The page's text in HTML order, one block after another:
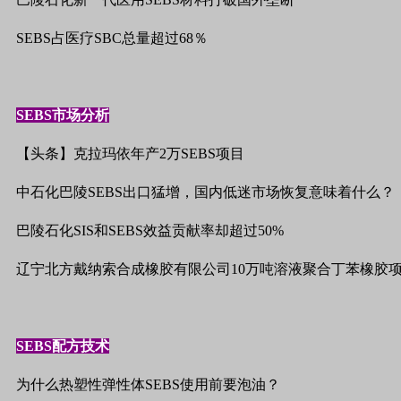
SEBS占医疗SBC总量超过68％
SEBS市场分析
【头条】克拉玛依年产2万SEBS项目
中石化巴陵SEBS出口猛增，国内低迷市场恢复意味着什么？
巴陵石化SIS和SEBS效益贡献率却超过50%
辽宁北方戴纳索合成橡胶有限公司 10万吨溶液聚合丁苯橡胶
SEBS配方技术
为什么热塑性弹性体SEBS使用前要泡油？